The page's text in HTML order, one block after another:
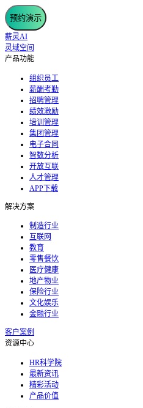
预约演示
薪灵AI
灵域空间
产品功能
组织员工
薪酬考勤
招聘管理
绩效激励
培训管理
集团管理
电子合同
智数分析
开放互联
人才管理
APP下载
解决方案
制造行业
互联网
教育
零售餐饮
医疗健康
地产物业
保险行业
文化娱乐
金融行业
客户案例
资源中心
HR科学院
最新资讯
精彩活动
产品价值